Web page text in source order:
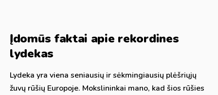
Įdomūs faktai apie rekordines
lydekas
Lydeka yra viena seniausių ir sėkmingiausių plėšriųjų
žuvų rūšių Europoje. Mokslininkai mano, kad šios rūšies